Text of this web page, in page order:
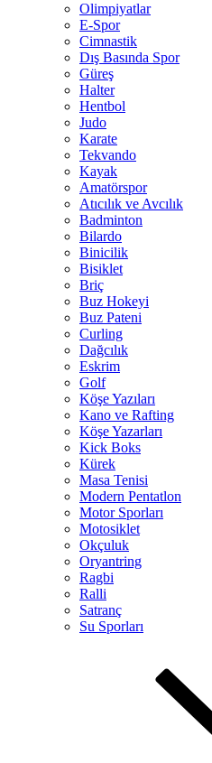
Olimpiyatlar
E-Spor
Cimnastik
Dış Basında Spor
Güreş
Halter
Hentbol
Judo
Karate
Tekvando
Kayak
Amatörspor
Atıcılık ve Avcılık
Badminton
Bilardo
Binicilik
Bisiklet
Briç
Buz Hokeyi
Buz Pateni
Curling
Dağcılık
Eskrim
Golf
Köşe Yazıları
Kano ve Rafting
Köşe Yazarları
Kick Boks
Kürek
Masa Tenisi
Modern Pentatlon
Motor Sporları
Motosiklet
Okçuluk
Oryantring
Ragbi
Ralli
Satranç
Su Sporları